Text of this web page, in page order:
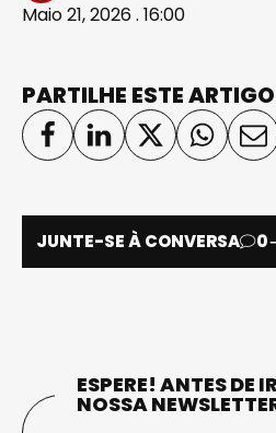
Maio 21, 2026 . 16:00
PARTILHE ESTE
JUNTE-SE À CONVERSA 0
ESPERE! ANTES DE
NOSSA